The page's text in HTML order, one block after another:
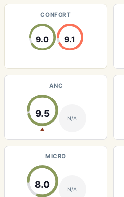
CONFORT
9.0 9.1
ANC
9.5
▲
N/A
MICRO
8.0 N/A